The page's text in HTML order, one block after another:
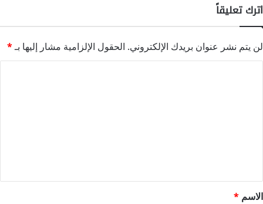
اترك تعليقاً
لن يتم نشر عنوان بريدك الإلكتروني. الحقول الإلزامية مشار إليها بـ*
*
الاسم *